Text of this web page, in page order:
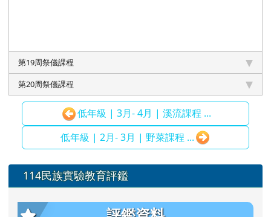
第19周祭儀課程
第20周祭儀課程
低年級 | 3月- 4月 | 溪流課程 ...
低年級 | 2月- 3月 | 野菜課程 ...
左邊區域內容
114民族實驗教育評鑑